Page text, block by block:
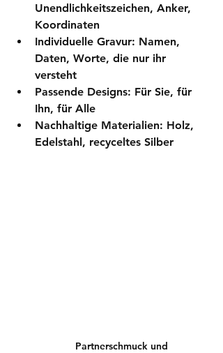
Unendlichkeitszeichen, Anker,
Koordinaten
Individuelle Gravur: Namen,
Daten, Worte, die nur ihr
versteht
Passende Designs: Für Sie, für
Ihn, für Alle
Nachhaltige Materialien: Holz,
Edelstahl, recyceltes Silber
Partnerschmuck und